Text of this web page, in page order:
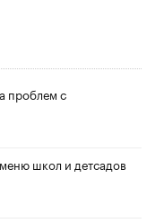
проблем с
школ и детсадов